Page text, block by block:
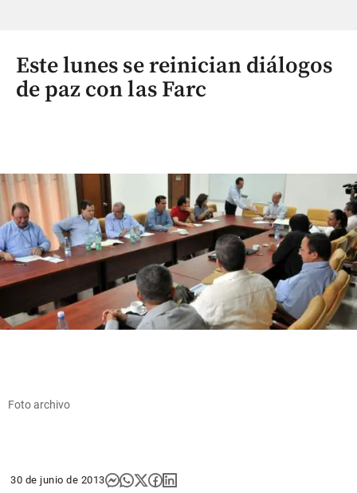
Este lunes se reinician diálogos
de paz con las Farc
Foto archivo
30 de junio de 2013